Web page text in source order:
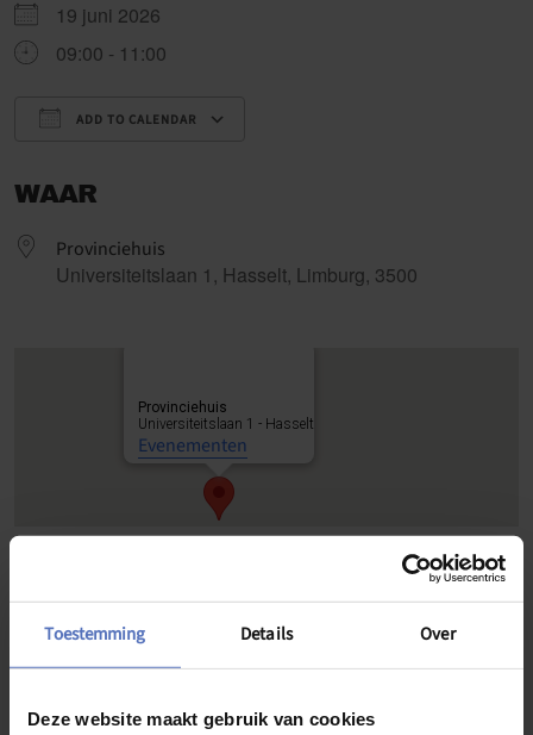
Toestemming Details Over
Deze website maakt gebruik van cookies
19 juni 2026
09:00 - 11:00
ADD TO CALENDAR
WAAR
Provinciehuis
Universiteitslaan 1, Hasselt, Limburg, 3500
Provinciehuis
Universiteitslaan 1 - Hasselt
Evenementen
systemisch werkenmet
Naast een korte theoretische uiteenzetting zal er ruimte zijn om
eigen casussen in te brengen of de input van anderen te vragen
Locatie: Provinciehuis Limburg, Universiteitslaan 1, 3500